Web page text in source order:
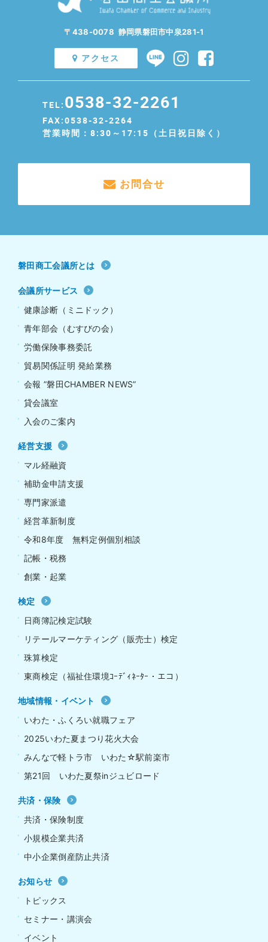
〒438-0078 静岡県磐田市中泉281-1
アクセス
TEL: 0538-32-2261
FAX:0538-32-2264
営業時間：8:30～17:15（土日祝日除く）
お問合せ
磐田商工会議所とは
会議所サービス
健康診断（ミニドック）
青年部会（むすびの会）
労働保険事務委託
貿易関係証明 発給業務
会報 ”磐田CHAMBER NEWS”
貸会議室
入会のご案内
経営支援
マル経融資
補助金申請支援
専門家派遣
経営革新制度
令和8年度 無料定例個別相談
記帳・税務
創業・起業
検定
日商簿記検定試験
リテールマーケティング（販売士）検定
珠算検定
東商検定（福祉住環境ｺｰﾃﾞｨﾈｰﾀｰ・エコ）
地域情報・イベント
いわた・ふくろい就職フェア
2025いわた夏まつり花火大会
みんなで軽トラ市 いわた☆駅前楽市
第21回 いわた夏祭inジュビロード
共済・保険
共済・保険制度
小規模企業共済
中小企業倒産防止共済
お知らせ
トピックス
セミナー・講演会
イベント